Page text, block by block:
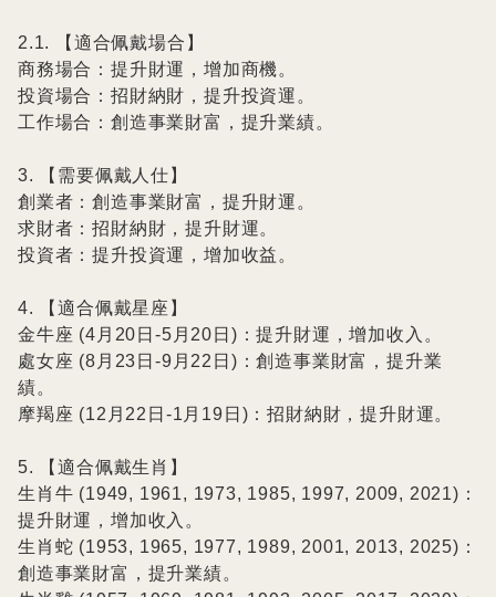
2.1. 【適合佩戴場合】
商務場合：提升財運，增加商機。
投資場合：招財納財，提升投資運。
工作場合：創造事業財富，提升業績。
3. 【需要佩戴人仕】
創業者：創造事業財富，提升財運。
求財者：招財納財，提升財運。
投資者：提升投資運，增加收益。
4. 【適合佩戴星座】
金牛座 (4月20日-5月20日)：提升財運，增加收入。
處女座 (8月23日-9月22日)：創造事業財富，提升業
績。
摩羯座 (12月22日-1月19日)：招財納財，提升財運。
5. 【適合佩戴生肖】
生肖牛 (1949, 1961, 1973, 1985, 1997, 2009, 2021)：
提升財運，增加收入。
生肖蛇 (1953, 1965, 1977, 1989, 2001, 2013, 2025)：
創造事業財富，提升業績。